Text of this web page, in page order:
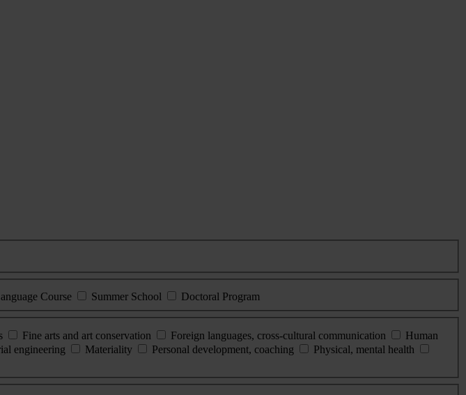
Course Summer School
Doctoral Program
Fine arts and art conservation Foreign languages, cross-cultural communication
Human
engineering Materiality Personal development, coaching
Physical, mental health